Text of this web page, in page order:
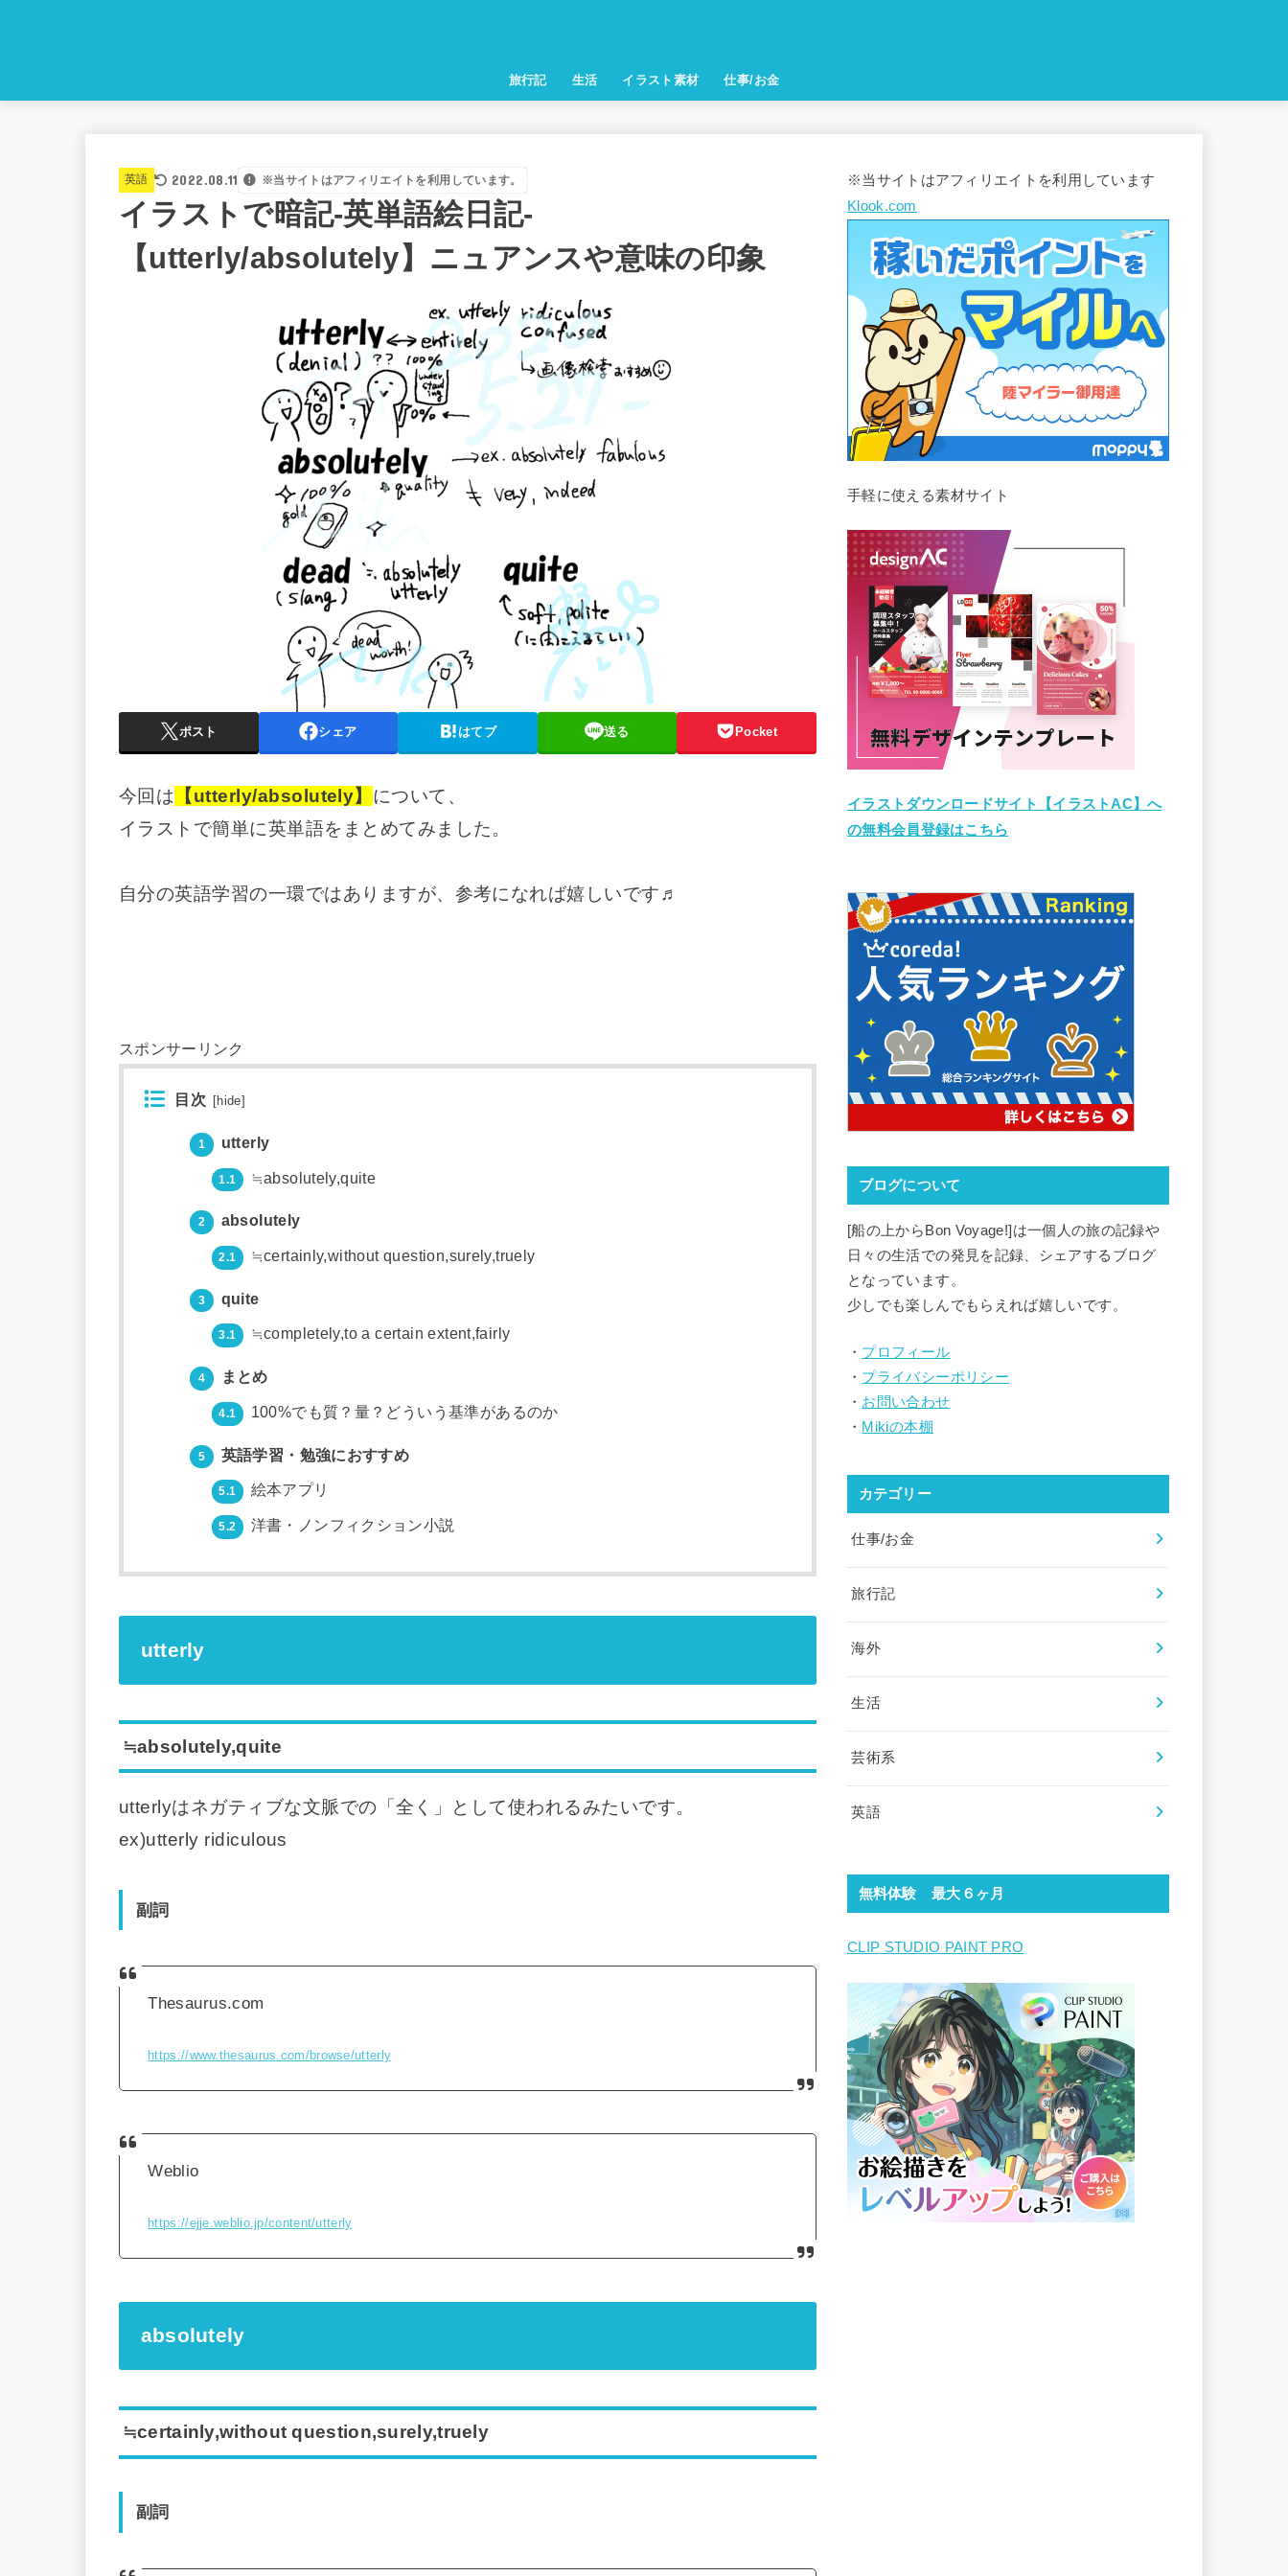
旅行記 生活 イラスト素材 仕事/お金
英語 2022.08.11 ※当サイトはアフィリエイトを利用しています。
イラストで暗記-英単語絵日記-
【utterly/absolutely】ニュアンスや意味の印象
ポスト シェア はてブ 送る Pocket
今回は 【utterly/absolutely】 について、
イラストで簡単に英単語をまとめてみました。
自分の英語学習の一環ではありますが、参考になれば嬉しいです♬
スポンサーリンク
目次 hide
1 utterly
1.1 ≒absolutely,quite
2 absolutely
2.1 ≒certainly,without question,surely,truely
3 quite
3.1 ≒completely,to a certain extent,fairly
4 まとめ
4.1 100%でも質？量？どういう基準があるのか
5 英語学習・勉強におすすめ
5.1 絵本アプリ
5.2 洋書・ノンフィクション小説
utterly
≒absolutely,quite
utterlyはネガティブな文脈での「全く」として使われるみたいです。
ex)utterly ridiculous
副詞
Thesaurus.com
https://www.thesaurus.com/browse/utterly
Weblio
https://ejje.weblio.jp/content/utterly
absolutely
≒certainly,without question,surely,truely
副詞
※当サイトはアフィリエイトを利用しています
Klook.com
手軽に使える素材サイト
イラストダウンロードサイト【イラストAC】へ
の無料会員登録はこちら
ブログについて
[船の上からBon Voyage!]は一個人の旅の記録や
日々の生活での発見を記録、シェアするブログ
となっています。
少しでも楽しんでもらえれば嬉しいです。
・ プロフィール
・ プライバシーポリシー
・ お問い合わせ
・ Mikiの本棚
カテゴリー
仕事/お金
旅行記
海外
生活
芸術系
英語
無料体験 最大６ヶ月
CLIP STUDIO PAINT PRO